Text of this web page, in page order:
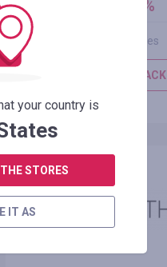
8.00%
0 avaliações
OBTER CASHBACK
your country is
STORES
IT AS